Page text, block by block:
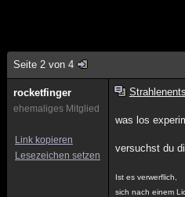
Seite 2 von 4
rocketfinger
ehemaliges Mitglied
Link kopieren
Lesezeichen setzen
was los
versuchst du
Ist es verwerflich,
sich nach einem